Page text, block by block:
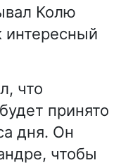
Колю
интересный
что
принято
дня. Он
чтобы